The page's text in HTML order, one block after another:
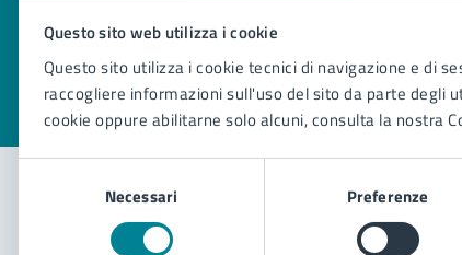
Questo sito web utilizza i cookie
Questo sito utilizza i cookie tecnici di navigazione e di
raccogliere informazioni sull'uso del sito da parte degli
cookie oppure abilitarne solo alcuni, consulta la nostra
Necessari Preferenze
Valuta 3 stelle su 5
Valuta 2 stelle su 5
Valuta 1 stelle su 5
Contatta il comune